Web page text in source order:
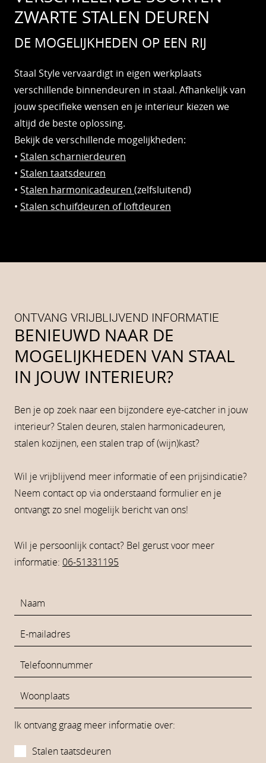
ZWARTE STALEN DEUREN
DE MOGELIJKHEDEN OP EEN RIJ
Staal Style vervaardigt in eigen werkplaats
verschillende binnendeuren in staal. Afhankelijk van
jouw specifieke wensen en je interieur kiezen we
altijd de beste oplossing.
Bekijk de verschillende mogelijkheden:
• Stalen scharnierdeuren
• Stalen taatsdeuren
• Stalen harmonicadeuren (zelfsluitend)
• Stalen schuifdeuren of loftdeuren
ONTVANG VRIJBLIJVEND INFORMATIE
BENIEUWD NAAR DE
MOGELIJKHEDEN VAN STAAL
IN JOUW INTERIEUR?
Ben je op zoek naar een bijzondere eye-catcher in jouw
interieur? Stalen deuren, stalen harmonicadeuren,
stalen kozijnen, een stalen trap of (wijn)kast?
Wil je vrijblijvend meer informatie of een prijsindicatie?
Neem contact op via onderstaand formulier en je
ontvangt zo snel mogelijk bericht van ons!
Wil je persoonlijk contact? Bel gerust voor meer
informatie: 06-51331195
Ik ontvang graag meer informatie over:
Stalen taatsdeuren